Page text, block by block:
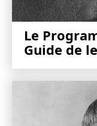
Le
Guide de